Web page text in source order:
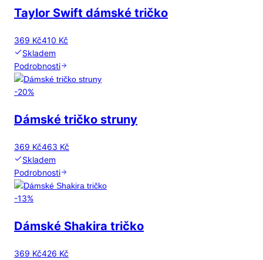
Taylor Swift dámské tričko
369 Kč410 Kč
Skladem
Podrobnosti
-20%
Dámské tričko struny
369 Kč463 Kč
Skladem
Podrobnosti
-13%
Dámské Shakira tričko
369 Kč426 Kč